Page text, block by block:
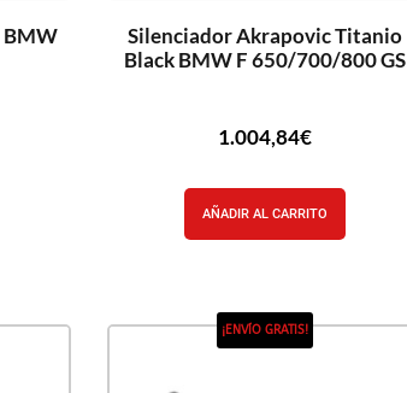
BMW
Silenciador Akrapovic Titanio
Black BMW F 650/700/800 GS
1.004,84€
AÑADIR AL CARRITO
¡ENVÍO GRATIS!